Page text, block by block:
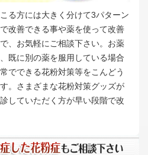
る方には大きく分けて3パターン
改善できる事や薬を使って改善
、お気軽にご相談下さい。お薬
既に別の薬を服用している場合
でできる花粉対策等をこんどう
。さまざまな花粉対策グッズが
していただく方が早い段階で改